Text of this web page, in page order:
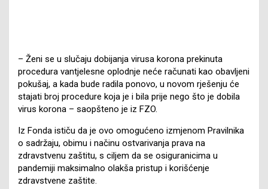
– Ženi se u slučaju dobijanja virusa korona prekinuta
procedura vantjelesne oplodnje neće računati kao obavljeni
pokušaj, a kada bude radila ponovo, u novom rješenju će
stajati broj procedure koja je i bila prije nego što je dobila
virus korona – saopšteno je iz FZO.
Iz Fonda ističu da je ovo omogućeno izmjenom Pravilnika
o sadržaju, obimu i načinu ostvarivanja prava na
zdravstvenu zaštitu, s ciljem da se osiguranicima u
pandemiji maksimalno olakša pristup i korišćenje
zdravstvene zaštite.